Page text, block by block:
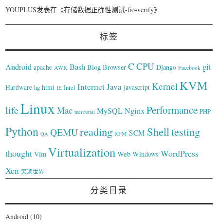
YOUPLUS发表在《存储数据正确性测试-fio-verify》
标签
Android apache AWK Bash Blog Browser C CPU Django Facebook git
Hardware hg html IE Intel InternetJava javascript Kernel KVM
lifeLinux Mac mercurial MySQLNginx Performance PHP
Python QA QEMUreading RPM SCM Shelltesting
thought Vim Virtualization Web Windows WordPress
Xen 笑遍世界
分类目录
Android (10)